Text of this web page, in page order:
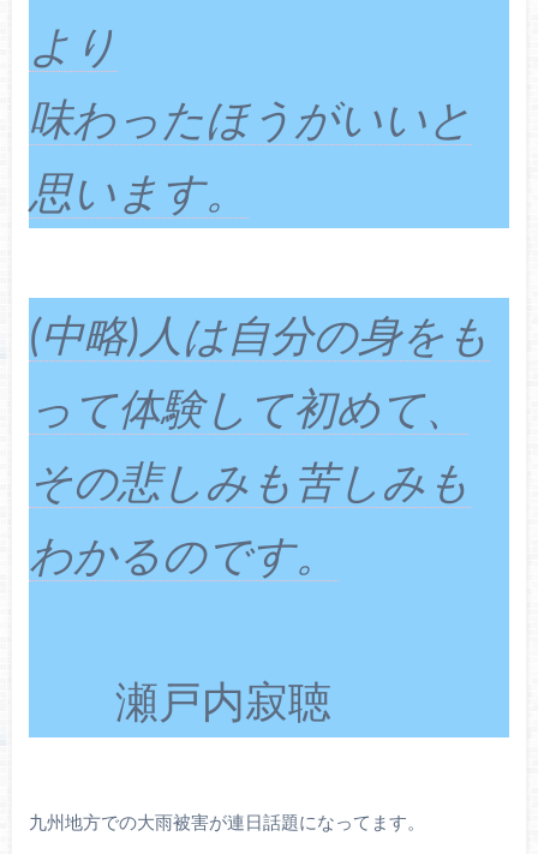
より
味わったほうがいいと
思います。
(中略)人は自分の身をも
って体験して初めて、
その悲しみも苦しみも
わかるのです。
瀬戸内寂聴
九州地方での大雨被害が連日話題になってます。